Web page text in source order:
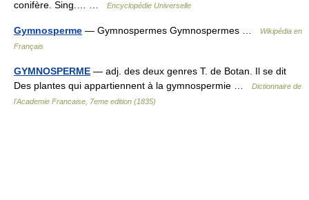
conifère. Sing.… …
Encyclopédie Universelle
Gymnosperme — Gymnospermes Gymnospermes …
Wikipédia en
Français
GYMNOSPERME — adj. des deux genres T. de Botan. Il se dit
Des plantes qui appartiennent à la gymnospermie …
Dictionnaire de
l'Academie Francaise, 7eme edition (1835)